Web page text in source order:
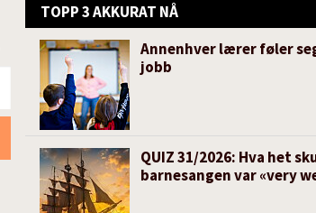
TOPP 3 AKKURAT NÅ
Annenhver lærer føler
jobb
QUIZ 31/2026: Hva het
barnesangen var «very